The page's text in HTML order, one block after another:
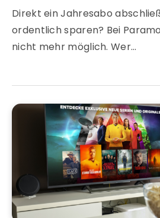
Direkt ein Jahresabo
ordentlich sparen? Bei
nicht mehr möglich. Wer…